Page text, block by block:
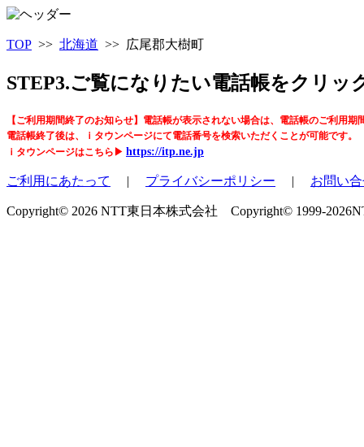
TOP >> 北海道 >> 広尾郡大樹町
STEP3.ご覧になりたい電話帳をクリッ
【ご利用期間終了のお知らせ】電話帳が表示されない場合は、電話帳のご利用期
電話帳終了後は、ｉタウンページにて電話番号を検索いただくことが可能です。
ｉタウンページはこちら▶ https://itp.ne.jp
ご利用にあたって | プライバシーポリシー | お問い
Copyright© 2026 NTT東日本株式会社 Copyright© 1999-